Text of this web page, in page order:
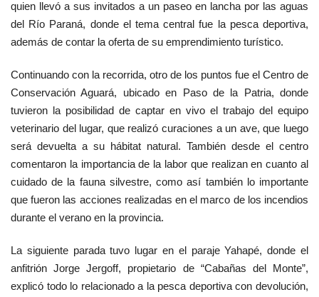
quien llevó a sus invitados a un paseo en lancha por las aguas
del Río Paraná, donde el tema central fue la pesca deportiva,
además de contar la oferta de su emprendimiento turístico.
Continuando con la recorrida, otro de los puntos fue el Centro de
Conservación Aguará, ubicado en Paso de la Patria, donde
tuvieron la posibilidad de captar en vivo el trabajo del equipo
veterinario del lugar, que realizó curaciones a un ave, que luego
será devuelta a su hábitat natural. También desde el centro
comentaron la importancia de la labor que realizan en cuanto al
cuidado de la fauna silvestre, como así también lo importante
que fueron las acciones realizadas en el marco de los incendios
durante el verano en la provincia.
La siguiente parada tuvo lugar en el paraje Yahapé, donde el
anfitrión Jorge Jergoff, propietario de “Cabañas del Monte”,
explicó todo lo relacionado a la pesca deportiva con devolución,